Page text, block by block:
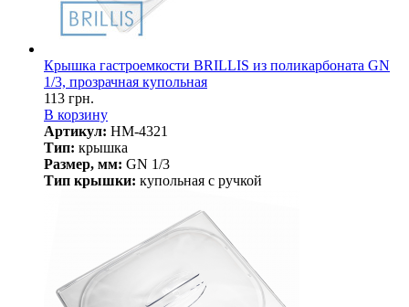
Крышка гастроемкости BRILLIS из поликарбоната GN
1/3, прозрачная купольная
113 грн.
В корзину
Артикул: HM-4321
Тип: крышка
Размер, мм: GN 1/3
Тип крышки: купольная с ручкой